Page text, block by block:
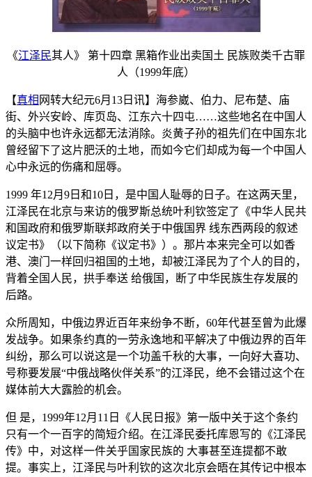
《江泽民其人》 第十四章 黑箱作业出卖国土 民族败类千古罪
人（1999年底）
【真相 网转大纪元6月13日讯】海参崴、伯力、尼布楚、庙
街、外兴安岭、库页岛、江东六十四屯……这些地名在中国人
的头脑中也许永远都无法消除。炎黄子孙的祖先们在中国东北
曾经留下了这片肥沃的土地，而如今它们却成为每一个中国人
心中永远的伤痛和屈辱。
1999 年12月9日和10日，是中国人耻辱的日子。在这两天里，
江泽民在北京与来访的俄罗斯总统叶利钦签定了《中华人民共
和国政府和俄罗斯联邦政府关于中俄国界 线东西两段的叙述
议定书》（以下简称《议定书》）。那片本来完全可以如香
港、澳门一样回归祖国的土地，却被江泽民为了个人的目的，
背着全国人民，拱手奉送 给俄国，断了中华民族生存发展的
后路。
众所周知，中俄边界近百年来纷争不断，60年代甚至曾为此爆
发战争。如果条约真的一劳永逸地和平解决了中俄边界的百年
纠纷，那么可以说这是一个功盖千秋的大事，一向好大喜功、
号称要发展“中俄战略伙伴关系”的江泽民，绝不会错过这个在
媒体前大大露脸的机会。
但 是，1999年12月11日《人民日报》第一版中关于这个条约
只有一个一百字的简短介绍。在江泽民委托库恩写的《江泽民
传》中，对这样一件关乎国家民族的 大事甚至连提都不敢
提。事实上，江泽民与叶利钦的这次北京会晤在其传记中根本